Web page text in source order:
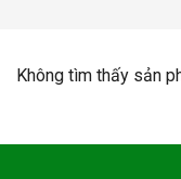
Không tìm thấy sản